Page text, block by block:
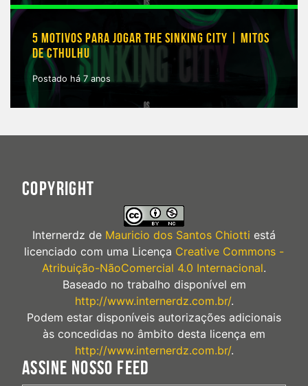
5 MOTIVOS PARA JOGAR THE SINKING CITY | MITOS
DE CTHULHU
Postado há 7 anos
COPYRIGHT
Internerdz de Mauricio dos Santos Chiotti está
licenciado com uma Licença Creative Commons -
Atribuição-NãoComercial 4.0 Internacional.
Baseado no trabalho disponível em
http://www.internerdz.com.br/.
Podem estar disponíveis autorizações adicionais
às concedidas no âmbito desta licença em
http://www.internerdz.com.br/.
ASSINE NOSSO FEED